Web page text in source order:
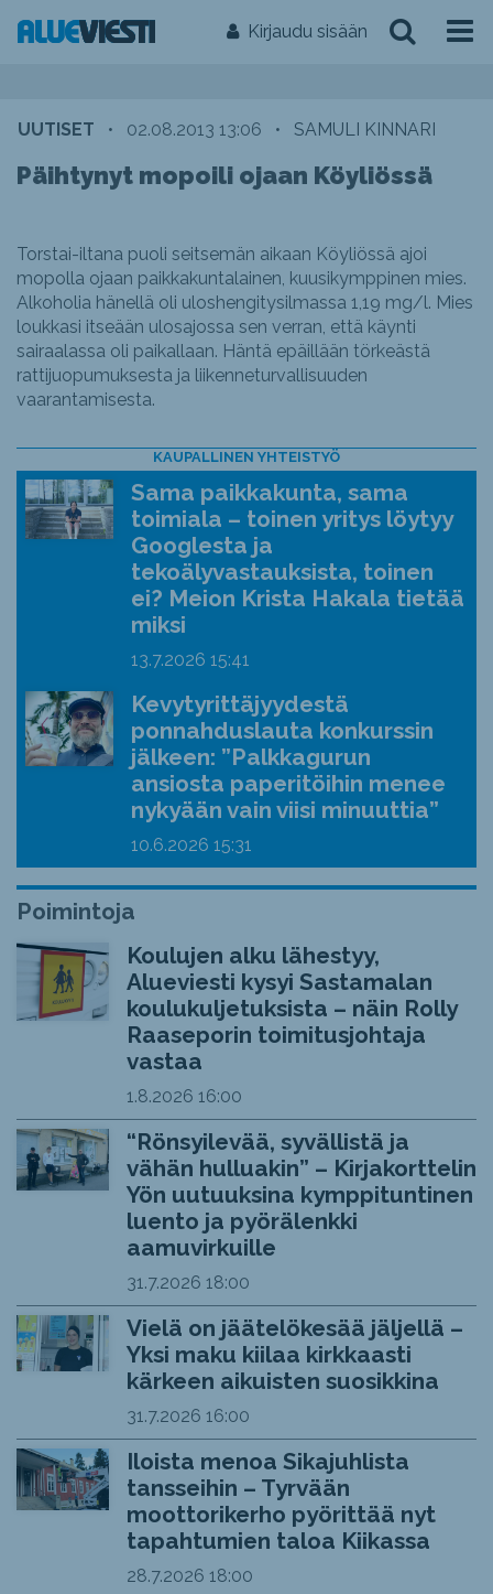
Kirjaudu sisään
UUTISET • 02.08.2013 13:06 • SAMULI KINNARI
Päihtynyt mopoili ojaan Köyliössä
Torstai-iltana puoli seitsemän aikaan Köyliössä ajoi
mopolla ojaan paikkakuntalainen, kuusikymppinen mies.
Alkoholia hänellä oli uloshengitysilmassa 1,19 mg/l. Mies
loukkasi itseään ulosajossa sen verran, että käynti
sairaalassa oli paikallaan. Häntä epäillään törkeästä
rattijuopumuksesta ja liikenneturvallisuuden
vaarantamisesta.
KAUPALLINEN YHTEISTYÖ
Sama paikkakunta, sama
toimiala – toinen yritys löytyy
Googlesta ja
tekoälyvastauksista, toinen
ei? Meion Krista Hakala tietää
miksi
13.7.2026 15:41
Kevytyrittäjyydestä
ponnahduslauta konkurssin
jälkeen: ”Palkkagurun
ansiosta paperitöihin menee
nykyään vain viisi minuuttia”
10.6.2026 15:31
Poimintoja
Koulujen alku lähestyy,
Alueviesti kysyi Sastamalan
koulukuljetuksista – näin Rolly
Raaseporin toimitusjohtaja
vastaa
1.8.2026 16:00
“Rönsyilevää, syvällistä ja
vähän hulluakin” – Kirjakorttelin
Yön uutuuksina kymppituntinen
luento ja pyörälenkki
aamuvirkuille
31.7.2026 18:00
Vielä on jäätelökesää jäljellä –
Yksi maku kiilaa kirkkaasti
kärkeen aikuisten suosikkina
31.7.2026 16:00
Iloista menoa Sikajuhlista
tansseihin – Tyrvään
moottorikerho pyörittää nyt
tapahtumien taloa Kiikassa
28.7.2026 18:00